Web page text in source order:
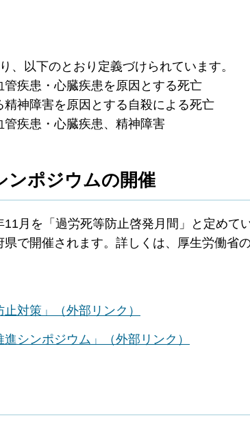
、以下のとおり定義づけられています。
管疾患・心臓疾患を原因とする死亡
神障害を原因とする自殺による死亡
管疾患・心臓疾患、精神障害
ンポジウムの開催
月を「過労死等防止啓発月間」と定めて
で開催されます。詳しくは、厚生労働省
対策」（外部リンク）
シンポジウム」（外部リンク）